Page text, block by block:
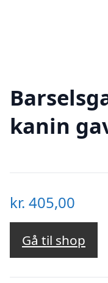
kanin
kr. 405,00
Gå til shop